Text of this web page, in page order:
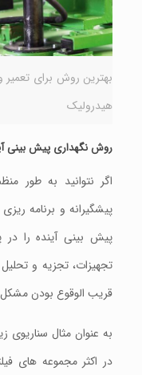
بهترین روش برای
هیدرولیک
روش نگهداری پیش بينی
اگر نتوانید به طور
پيشگيرانه و برنامه
پیش بینی آينده را
تجهیزات، تجزیه و
قریب الوقوع بودن
به عنوان مثال سناریوی
در اکثر مجموعه های